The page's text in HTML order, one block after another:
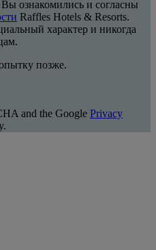
ознакомились и согласны
Raffles Hotels & Resorts.
характер и никогда
позже.
and the Google Privacy